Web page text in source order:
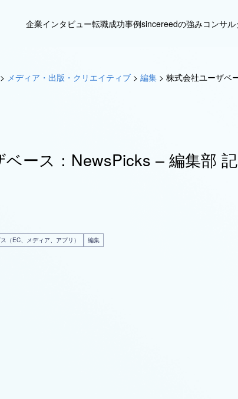
企業インタビュー転職成功事例sincereedの強みコンサ
> メディア・出版・クリエイティブ > 編集 > 株式会社ユーザベ
ース：NewsPicks – 編集部
（EC、メディア、アプリ） 編集